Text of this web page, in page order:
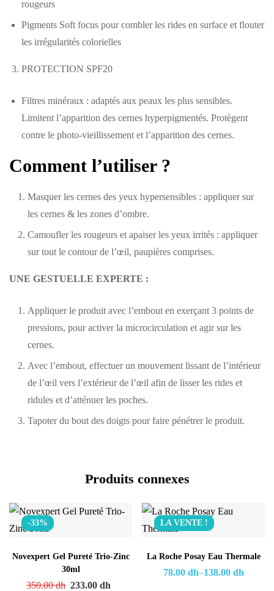
rougeurs
Pigments Soft focus pour combler les rides en surface et flouter
les irrégularités colorielles
3. PROTECTION SPF20
Filtres minéraux : adaptés aux peaux les plus sensibles.
Limitent l’apparition des cernes hyperpigmentés. Protègent
contre le photo-vieillissement et l’apparition des cernes.
Comment l’utiliser ?
Masquer les cernes des yeux hypersensibles : appliquer sur
les cernes & les zones d’ombre.
Camoufler les rougeurs et apaiser les yeux irrités : appliquer
sur tout le contour de l’œil, paupières comprises.
UNE GESTUELLE EXPERTE :
Appliquer le produit avec l’embout en exerçant 3 points de
pressions, pour activer la microcirculation et agir sur les
cernes.
Avec l’embout, effectuer un mouvement lissant de l’intérieur
de l’œil vers l’extérieur de l’œil afin de lisser les rides et
ridules et d’atténuer les poches.
Tapoter du bout des doigts pour faire pénétrer le produit.
Produits connexes
-33%
Novexpert Gel Pureté Trio-Zinc
30ml
350.00dh 233.00 dh
LA VENTE !
La Roche Posay Eau Thermale
78.00 dh–138.00 dh